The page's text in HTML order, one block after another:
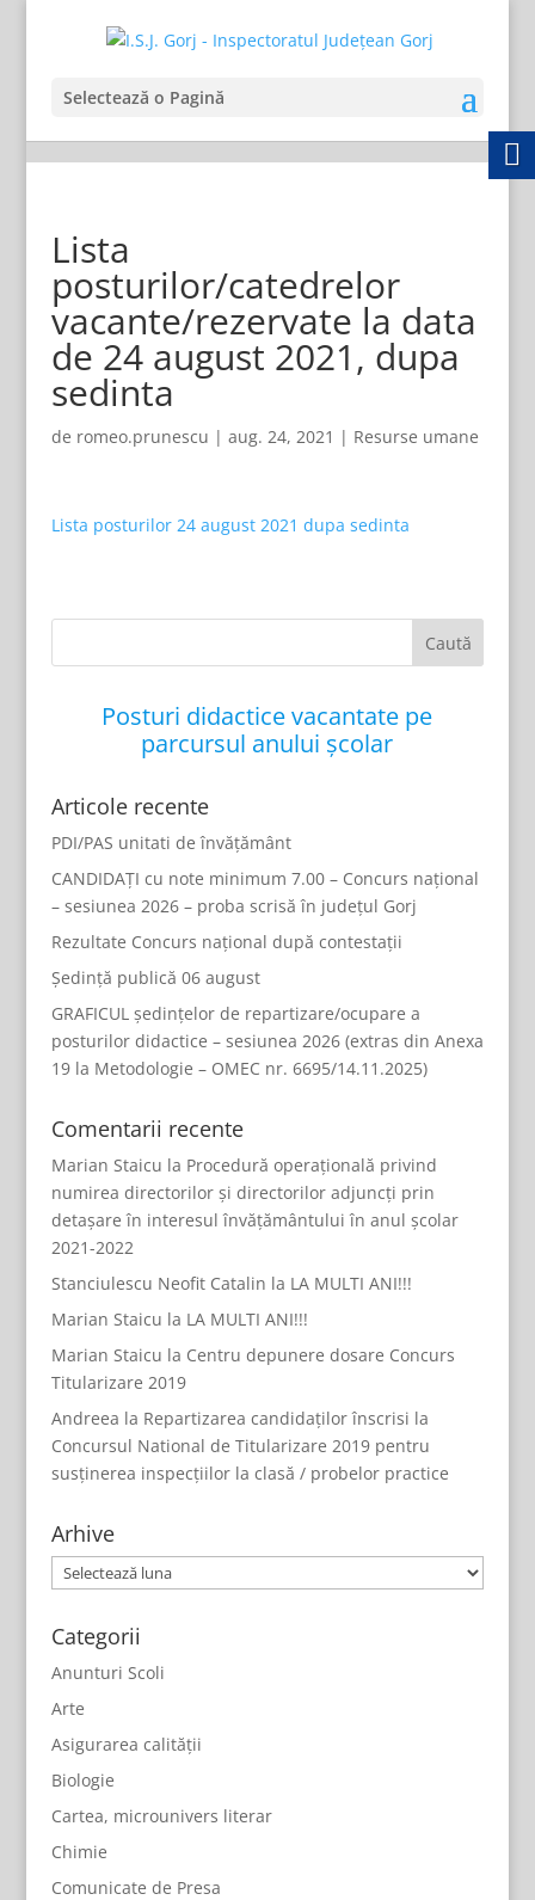
Selectează o Pagină
Lista
posturilor/catedrelor
vacante/rezervate la data
de 24 august 2021, dupa
sedinta
de romeo.prunescu | aug. 24, 2021 | Resurse umane
Lista posturilor 24 august 2021 dupa sedinta
Posturi didactice vacantate pe
parcursul anului școlar
Articole recente
PDI/PAS unitati de învățământ
CANDIDAȚI cu note minimum 7.00 – Concurs național
– sesiunea 2026 – proba scrisă în județul Gorj
Rezultate Concurs național după contestații
Ședință publică 06 august
GRAFICUL ședințelor de repartizare/ocupare a
posturilor didactice – sesiunea 2026 (extras din Anexa
19 la Metodologie – OMEC nr. 6695/14.11.2025)
Comentarii recente
Marian Staicu la Procedură operațională privind
numirea directorilor și directorilor adjuncți prin
detașare în interesul învățământului în anul școlar
2021-2022
Stanciulescu Neofit Catalin la LA MULTI ANI!!!
Marian Staicu la LA MULTI ANI!!!
Marian Staicu la Centru depunere dosare Concurs
Titularizare 2019
Andreea la Repartizarea candidaților înscrisi la
Concursul National de Titularizare 2019 pentru
susținerea inspecțiilor la clasă / probelor practice
Arhive
Arhive
Categorii
Anunturi Scoli
Arte
Asigurarea calității
Biologie
Cartea, microunivers literar
Chimie
Comunicate de Presa